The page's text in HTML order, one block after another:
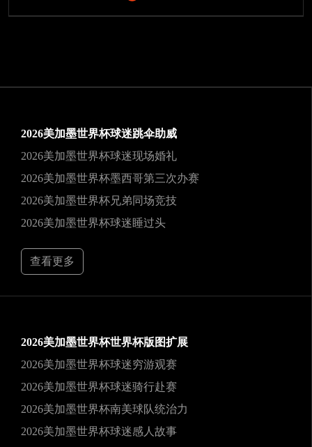
2026美加墨世界杯球迷跳伞助威
2026美加墨世界杯球迷现场婚礼
2026美加墨世界杯墨西哥第三次办赛
2026美加墨世界杯兄弟同场竞技
2026美加墨世界杯球迷睡过头
查看更多
2026美加墨世界杯世界杯版图扩展
2026美加墨世界杯球迷穷游观赛
2026美加墨世界杯球迷骑行赴赛
2026美加墨世界杯南美球队统治力
2026美加墨世界杯球迷感人故事